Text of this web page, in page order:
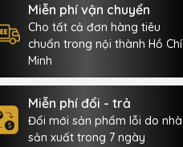
Miễn phí vận chuyển
Cho tất cả đơn hàng tiêu
chuẩn trong nội thành Hồ Chí
Minh
Miễn phí đổi - trả
Đổi mới sản phẩm lỗi do nhà
sản xuất trong 7 ngày